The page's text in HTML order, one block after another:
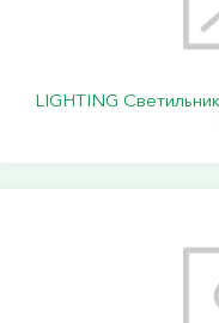
LIGHTING